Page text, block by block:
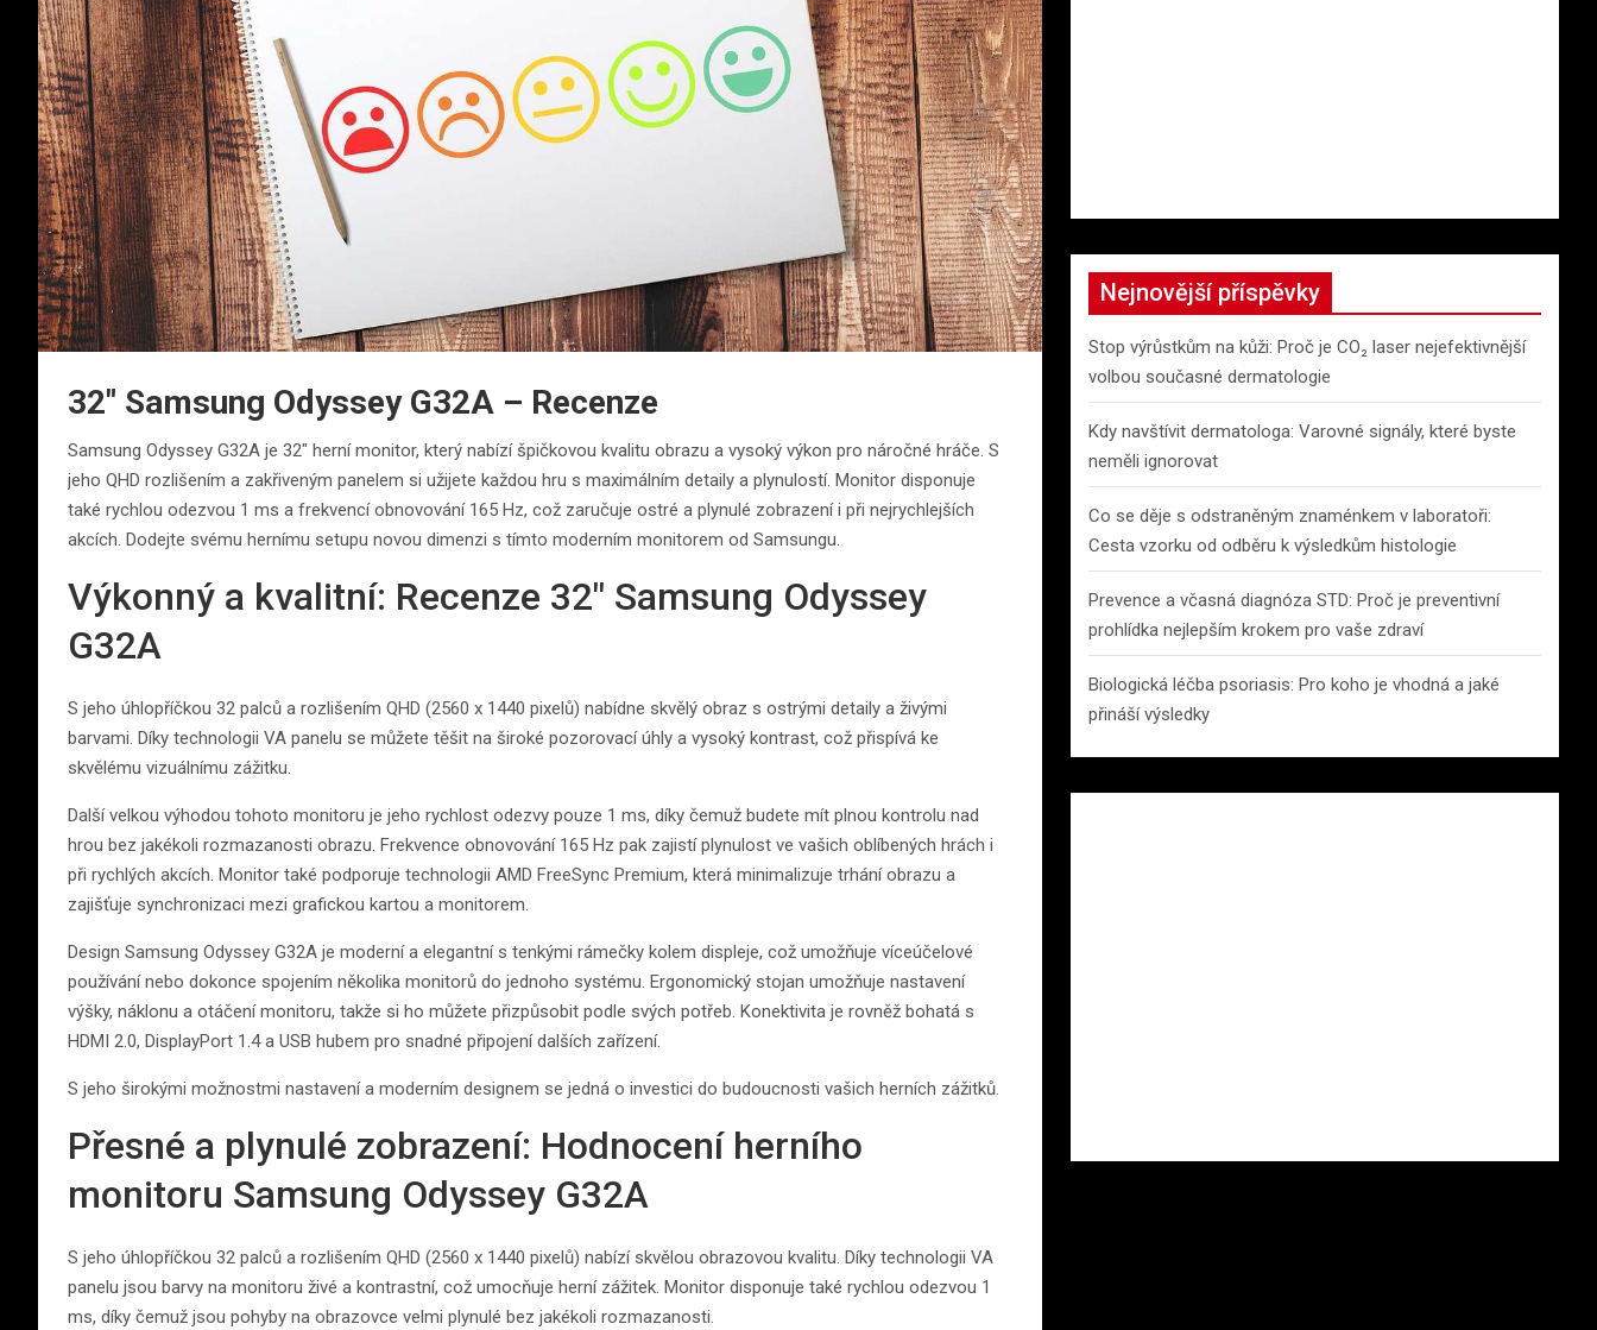
32″ Samsung Odyssey G32A – Recenze
Samsung Odyssey G32A je 32″ herní monitor, který nabízí špičkovou kvalitu obrazu a vysoký výkon pro náročné hráče. S
jeho QHD rozlišením a zakřiveným panelem si užijete každou hru s maximálním detaily a plynulostí. Monitor disponuje
také rychlou odezvou 1 ms a frekvencí obnovování 165 Hz, což zaručuje ostré a plynulé zobrazení i při nejrychlejších
akcích. Dodejte svému hernímu setupu novou dimenzi s tímto moderním monitorem od Samsungu.
Výkonný a kvalitní: Recenze 32″ Samsung Odyssey
G32A
S jeho úhlopříčkou 32 palců a rozlišením QHD (2560 x 1440 pixelů) nabídne skvělý obraz s ostrými detaily a živými
barvami. Díky technologii VA panelu se můžete těšit na široké pozorovací úhly a vysoký kontrast, což přispívá ke
skvělému vizuálnímu zážitku.
Další velkou výhodou tohoto monitoru je jeho rychlost odezvy pouze 1 ms, díky čemuž budete mít plnou kontrolu nad
hrou bez jakékoli rozmazanosti obrazu. Frekvence obnovování 165 Hz pak zajistí plynulost ve vašich oblíbených hrách i
při rychlých akcích. Monitor také podporuje technologii AMD FreeSync Premium, která minimalizuje trhání obrazu a
zajišťuje synchronizaci mezi grafickou kartou a monitorem.
Design Samsung Odyssey G32A je moderní a elegantní s tenkými rámečky kolem displeje, což umožňuje víceúčelové
používání nebo dokonce spojením několika monitorů do jednoho systému. Ergonomický stojan umožňuje nastavení
výšky, náklonu a otáčení monitoru, takže si ho můžete přizpůsobit podle svých potřeb. Konektivita je rovněž bohatá s
HDMI 2.0, DisplayPort 1.4 a USB hubem pro snadné připojení dalších zařízení.
S jeho širokými možnostmi nastavení a moderním designem se jedná o investici do budoucnosti vašich herních zážitků.
Přesné a plynulé zobrazení: Hodnocení herního
monitoru Samsung Odyssey G32A
S jeho úhlopříčkou 32 palců a rozlišením QHD (2560 x 1440 pixelů) nabízí skvělou obrazovou kvalitu. Díky technologii VA
panelu jsou barvy na monitoru živé a kontrastní, což umocňuje herní zážitek. Monitor disponuje také rychlou odezvou 1
ms, díky čemuž jsou pohyby na obrazovce velmi plynulé bez jakékoli rozmazanosti.
Nejnovější příspěvky
Stop výrůstkům na kůži: Proč je CO₂ laser nejefektivnější
volbou současné dermatologie
Kdy navštívit dermatologa: Varovné signály, které byste
neměli ignorovat
Co se děje s odstraněným znaménkem v laboratoři:
Cesta vzorku od odběru k výsledkům histologie
Prevence a včasná diagnóza STD: Proč je preventivní
prohlídka nejlepším krokem pro vaše zdraví
Biologická léčba psoriasis: Pro koho je vhodná a jaké
přináší výsledky